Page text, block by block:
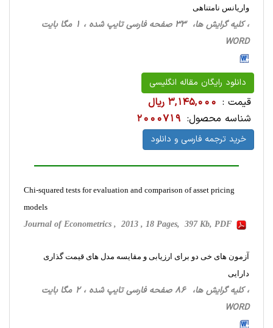
واریانس نامتناهی
، کلیه گرایش ها، 33 صفحه فارسی تایپ شده ، 1 مگا بایت
WORD
دانلود رایگان مقاله انگلیسی
قیمت : 3,145,000 ریال
شناسه محصول: 2000719
خرید ترجمه فارسی و دانلود
Chi-squared tests for evaluation and comparison of asset pricing
models
Journal of Econometrics , 2013 , 18 Pages, 397 Kb, PDF
آزمون های خی دو برای ارزیابی و مقایسه مدل های قیمت گذاری
دارایی
، کلیه گرایش ها، 86 صفحه فارسی تایپ شده ، 2 مگا بایت
WORD